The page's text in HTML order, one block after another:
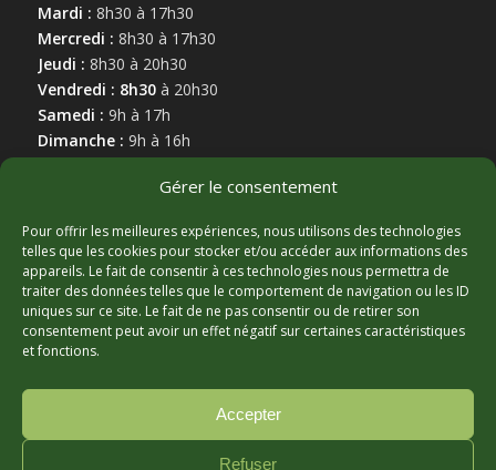
Gérer le consentement
Pour offrir les meilleures expériences, nous utilisons des technologies
telles que les cookies pour stocker et/ou accéder aux informations des
appareils. Le fait de consentir à ces technologies nous permettra de
traiter des données telles que le comportement de navigation ou les ID
uniques sur ce site. Le fait de ne pas consentir ou de retirer son
consentement peut avoir un effet négatif sur certaines caractéristiques
et fonctions.
Accepter
Refuser
Mardi : 8h30 à 17h30
Mercredi : 8h30 à 17h30
Jeudi : 8h30 à 20h30
Vendredi : 8h30à 20h30
Samedi : 9h à 17h
Dimanche : 9h à 16h
MARCHAND AFFILIÉ